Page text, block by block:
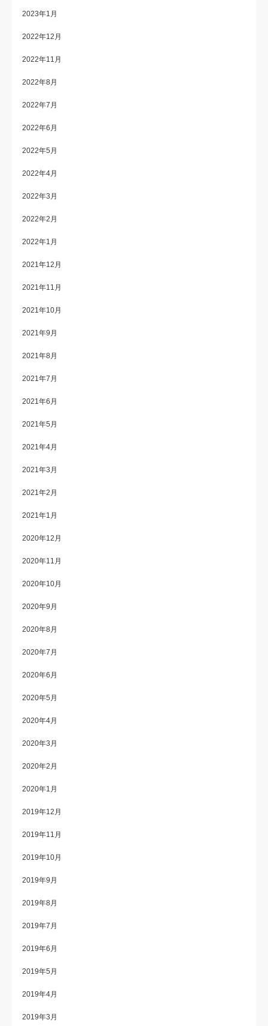
2023年1月
2022年12月
2022年11月
2022年8月
2022年7月
2022年6月
2022年5月
2022年4月
2022年3月
2022年2月
2022年1月
2021年12月
2021年11月
2021年10月
2021年9月
2021年8月
2021年7月
2021年6月
2021年5月
2021年4月
2021年3月
2021年2月
2021年1月
2020年12月
2020年11月
2020年10月
2020年9月
2020年8月
2020年7月
2020年6月
2020年5月
2020年4月
2020年3月
2020年2月
2020年1月
2019年12月
2019年11月
2019年10月
2019年9月
2019年8月
2019年7月
2019年6月
2019年5月
2019年4月
2019年3月